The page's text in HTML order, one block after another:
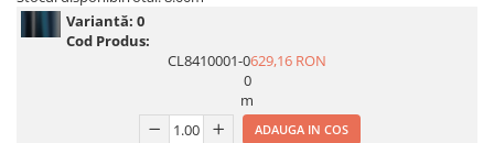
Print format mare
Variantă: 0
Cod Produs:
CL8410001-0629,16 RON
0
m
ADAUGA IN COS